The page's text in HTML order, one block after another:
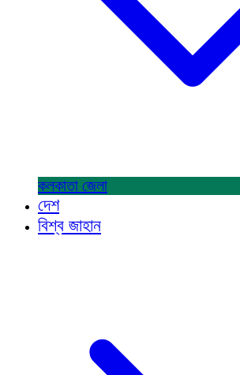
কলকাতা জেলা
দেশ
বিশ্ব জাহান